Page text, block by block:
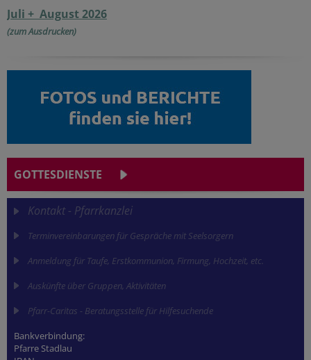
Juli + August 2026
(zum Ausdrucken)
GOTTESDIENSTE
Kontakt - Pfarrkanzlei
Terminvereinbarungen für Gespräche mit Seelsorgern
Anmeldung für Taufe, Erstkommunion, Firmung, Hochzeit, etc.
Auskünfte über Gruppen, Aktivitäten
Pfarr-Caritas - Beratungsstelle für Hilfesuchende
Bankverbindung:
Pfarre Stadlau